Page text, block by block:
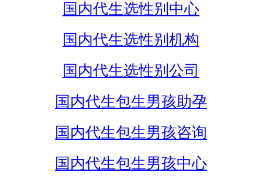
国内代生选性别中心
国内代生选性别机构
国内代生选性别公司
国内代生包生男孩助孕
国内代生包生男孩咨询
国内代生包生男孩中心